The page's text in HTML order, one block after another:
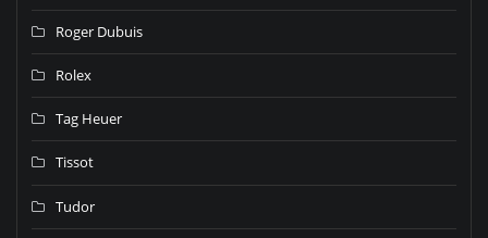
Roger Dubuis
Rolex
Tag Heuer
Tissot
Tudor